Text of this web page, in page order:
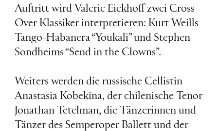
Auftritt wird Valerie Eickhoff zwei Cross-
Over Klassiker interpretieren: Kurt Weills
Tango-Habanera “Youkali” und Stephen
Sondheims “Send in the Clowns”.
Weiters werden die russische Cellistin
Anastasia Kobekina, der chilenische Tenor
Jonathan Tetelman, die Tänzerinnen und
Tänzer des Semperoper Ballett und der